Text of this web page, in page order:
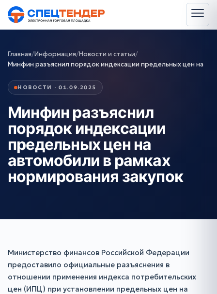
Главная/Информация/Новости и статьи/
Минфин разъяснил порядок индексации предельных цен на
НОВОСТИ · 01.09.2025
Минфин разъяснил
порядок индексации
предельных цен на
автомобили в рамках
нормирования закупок
Министерство финансов Российской Федерации
предоставило официальные разъяснения в
отношении применения индекса потребительских
цен (ИПЦ) при установлении предельных цен на